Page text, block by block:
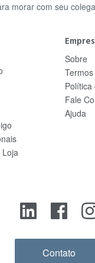
morar com seu
Loja
Sobre
Política
Fale
Ajuda
Contato